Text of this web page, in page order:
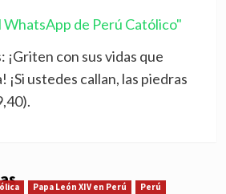
WhatsApp de Perú Católico"
¡Griten con sus vidas que
¡Si ustedes callan, las piedras
Papa León XIV en Perú Perú